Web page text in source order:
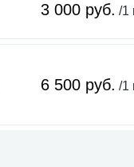
3 000 руб. /1
6 500 руб. /1